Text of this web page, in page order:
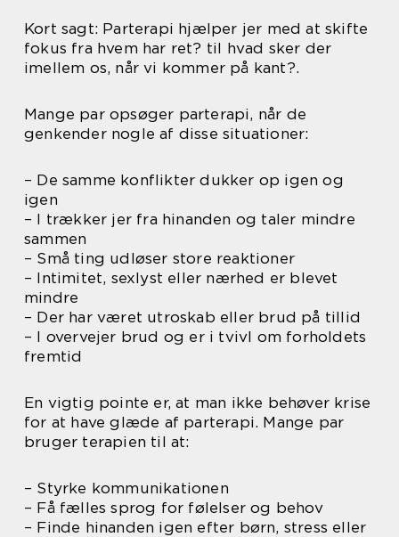
Kort sagt: Parterapi hjælper jer med at skifte
fokus fra hvem har ret? til hvad sker der
imellem os, når vi kommer på kant?.
Mange par opsøger parterapi, når de
genkender nogle af disse situationer:
– De samme konflikter dukker op igen og
igen
– I trækker jer fra hinanden og taler mindre
sammen
– Små ting udløser store reaktioner
– Intimitet, sexlyst eller nærhed er blevet
mindre
– Der har været utroskab eller brud på tillid
– I overvejer brud og er i tvivl om forholdets
fremtid
En vigtig pointe er, at man ikke behøver krise
for at have glæde af parterapi. Mange par
bruger terapien til at:
– Styrke kommunikationen
– Få fælles sprog for følelser og behov
– Finde hinanden igen efter børn, stress eller